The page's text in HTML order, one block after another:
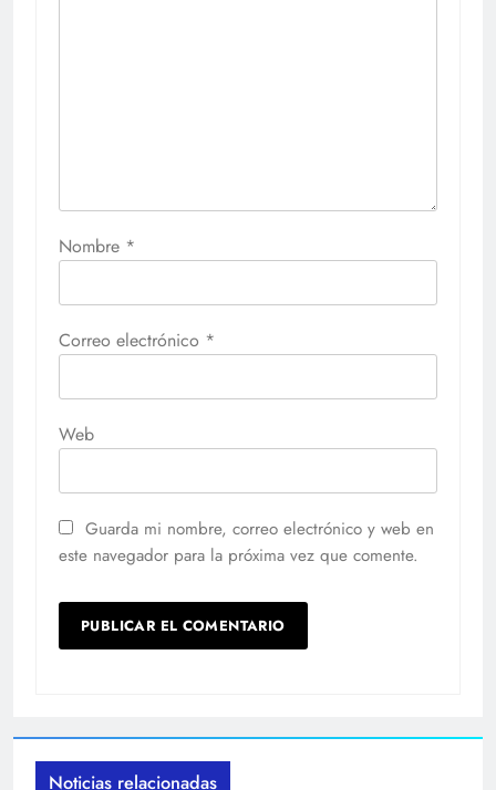
Nombre *
Correo electrónico *
Web
Guarda mi nombre, correo electrónico y web en
este navegador para la próxima vez que comente.
Noticias relacionadas